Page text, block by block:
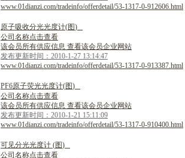
www.01dianzi.com/tradeinfo/offerdetail/53-1317-0-912606.html
原子吸收分光光度计(图)
公司名称点击查看
该会员所有供应信息 查看该会员企业网站
发布更新时间：2010-1-27 13:14:47
www.01dianzi.com/tradeinfo/offerdetail/53-1317-0-913387.html
PF6原子荧光光度计(图)
公司名称点击查看
该会员所有供应信息 查看该会员企业网站
发布更新时间：2010-1-21 15:11:09
www.01dianzi.com/tradeinfo/offerdetail/53-1317-0-910400.html
可见分光光度计 (图)
公司名称点击查看